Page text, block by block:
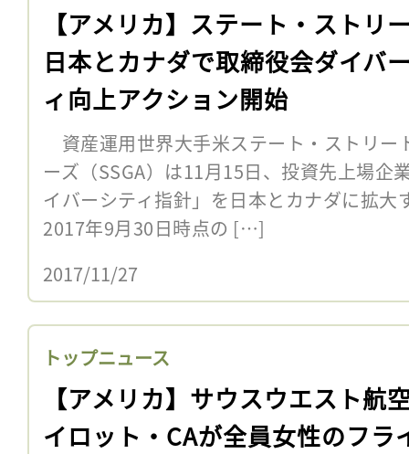
【アメリカ】ステート・ストリ
日本とカナダで取締役会ダイバ
ィ向上アクション開始
資産運用世界大手米ステート・ストリー
ーズ（SSGA）は11月15日、投資先上場企
イバーシティ指針」を日本とカナダに拡大
2017年9月30日時点の […]
2017/11/27
トップニュース
【アメリカ】サウスウエスト航
イロット・CAが全員女性のフラ